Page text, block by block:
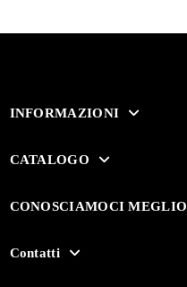
INFORMAZIONI
CATALOGO
CONOSCIAMOCI MEGLIO
Contatti